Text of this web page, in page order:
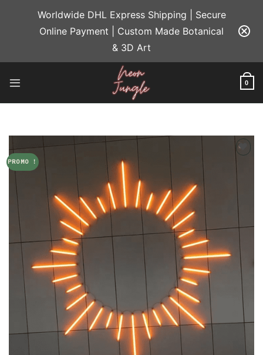
Worldwide DHL Express Shipping | Secure
Online Payment | Custom Made Botanical
& 3D Art
0
PROMO !